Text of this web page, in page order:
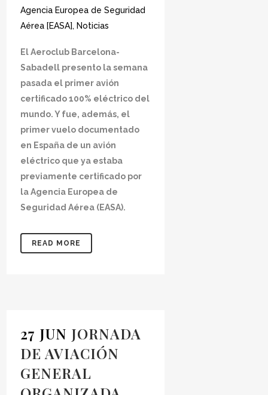
Agencia Europea de Seguridad
Aérea [EASA], Noticias
El Aeroclub Barcelona-
Sabadell presento la semana
pasada el primer avión
certificado 100% eléctrico del
mundo. Y fue, además, el
primer vuelo documentado
en España de un avión
eléctrico que ya estaba
previamente certificado por
la Agencia Europea de
Seguridad Aérea (EASA).
READ MORE
27 JUN JORNADA
DE AVIACIÓN
GENERAL